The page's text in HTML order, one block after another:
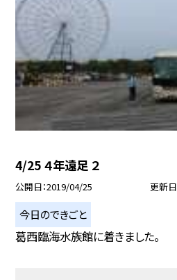
4/25 ４年遠足 ２
公開日 2019/04/25 更新日
今日のできごと
葛西臨海水族館に着きました。